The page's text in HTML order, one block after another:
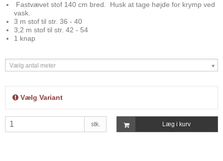
Fastvævet stof 140 cm bred. Husk at tage højde for krymp ved
vask.
3 m stof til str. 36 - 40
3,2 m stof til str. 42 - 54
1 knap
Vælg antal meter
Vælg Variant
stk. Læg i kurv